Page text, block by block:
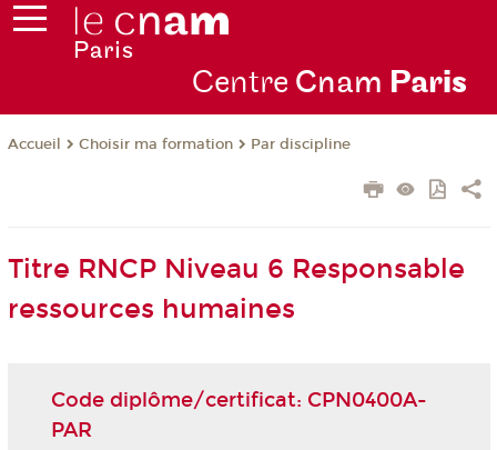
Centre Cnam Paris
Accueil Choisir ma formation Par discipline
Titre RNCP Niveau 6 Responsable
ressources humaines
Code diplôme/certificat: CPN0400A-
PAR